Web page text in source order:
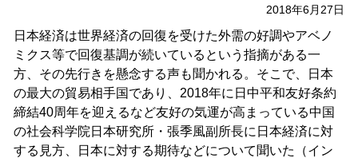
2018年6月27日
日本経済は世界経済の回復を受けた外需の好調やアベノ
ミクス等で回復基調が続いているという指摘がある一
方、その先行きを懸念する声も聞かれる。そこで、日本
の最大の貿易相手国であり、2018年に日中平和友好条約
締結40周年を迎えるなど友好の気運が高まっている中国
の社会科学院日本研究所・張季風副所長に日本経済に対
する見方、日本に対する期待などについて聞いた（イン